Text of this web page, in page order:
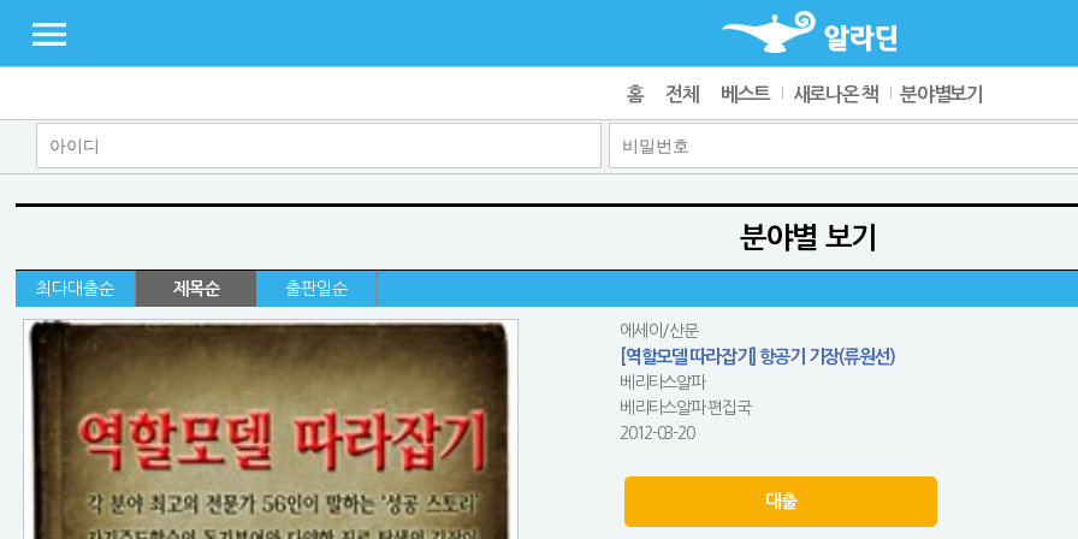
홈 전체 베스트 새로나온 책 분야별보기
분야별 보기
최다대출순 제목순 출판일순
에세이/산문
[역할모델 따라잡기] 항공기 기장(류원선)
베리타스알파
베리타스알파 편집국
2012-03-20
대출